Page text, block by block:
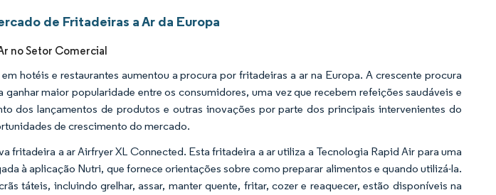
de Fritadeiras a Ar da Europa
no Setor Comercial
hotéis e restaurantes aumentou a procura por fritadeiras a ar na Europa. A crescente procura
maior popularidade entre os consumidores, uma vez que recebem refeições saudáveis e
dos lançamentos de produtos e outras inovações por parte dos principais intervenientes do
de crescimento do mercado.
fritadeira a ar Airfryer XL Connected. Esta fritadeira a ar utiliza a Tecnologia Rapid Air para uma
à aplicação Nutri, que fornece orientações sobre como preparar alimentos e quando utilizá-la.
táteis, incluindo grelhar, assar, manter quente, fritar, cozer e reaquecer, estão disponíveis na